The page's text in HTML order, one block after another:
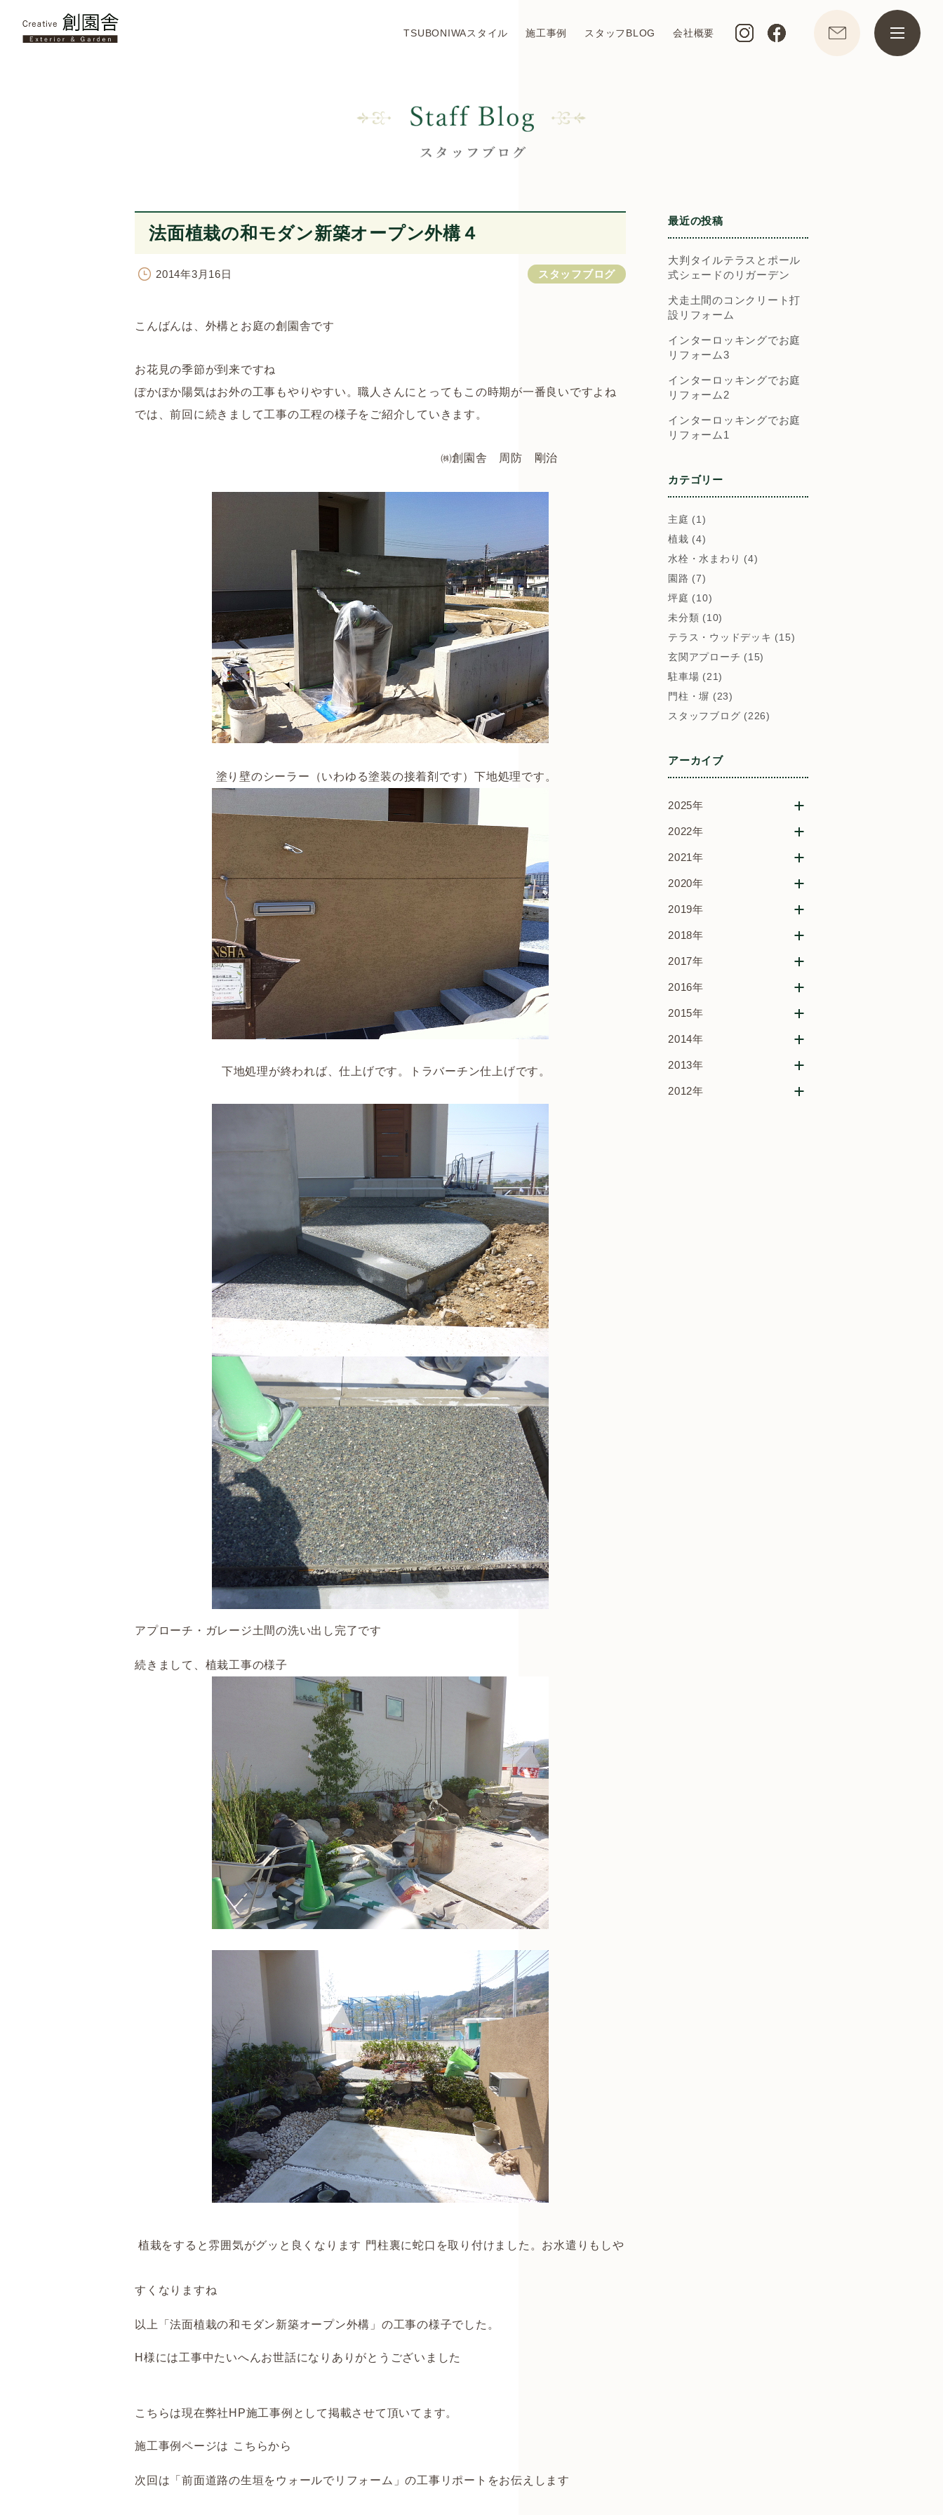
TSUBONIWAスタイル 施工事例 スタッフBLOG 会社概要
法面植栽の和モダン新築オープン外構４
2014年3月16日 スタッフブログ
こんばんは、外構とお庭の創園舎です
お花見の季節が到来ですね
ぽかぽか陽気はお外の工事もやりやすい。職人さんにとってもこの時期が一番良いですよね
では、前回に続きまして工事の工程の様子をご紹介していきます。
㈱創園舎 周防 剛治
塗り壁のシーラー（いわゆる塗装の接着剤です）下地処理です。
下地処理が終われば、仕上げです。トラバーチン仕上げです。
アプローチ・ガレージ土間の洗い出し完了です
続きまして、植栽工事の様子
植栽をすると雰囲気がグッと良くなります 門柱裏に蛇口を取り付けました。お水遣りもしや
すくなりますね
以上「法面植栽の和モダン新築オープン外構」の工事の様子でした。
H様には工事中たいへんお世話になりありがとうございました
こちらは現在弊社HP施工事例として掲載させて頂いてます。
施工事例ページは こちらから
次回は「前面道路の生垣をウォールでリフォーム」の工事リポートをお伝えします
最近の投稿
大判タイルテラスとポール
式シェードのリガーデン
犬走土間のコンクリート打
設リフォーム
インターロッキングでお庭
リフォーム3
インターロッキングでお庭
リフォーム2
インターロッキングでお庭
リフォーム1
カテゴリー
主庭 (1)
植栽 (4)
水栓・水まわり (4)
園路 (7)
坪庭 (10)
未分類 (10)
テラス・ウッドデッキ (15)
玄関アプローチ (15)
駐車場 (21)
門柱・塀 (23)
スタッフブログ (226)
アーカイブ
2025年
2022年
2021年
2020年
2019年
2018年
2017年
2016年
2015年
2014年
2013年
2012年